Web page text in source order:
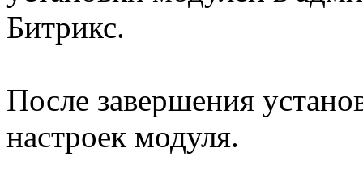
Битрикс.
После завершения
настроек модуля.